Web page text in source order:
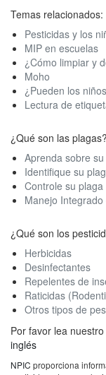
Temas relacionados:
Pesticidas y los
MIP en escuelas
¿Cómo limpiar y
Moho
¿Pueden los
Lectura de
¿Qué son las plagas?
Aprenda sobre
Identifique su
Controle su plaga
Manejo
¿Qué son los
Herbicidas
Desinfectantes
Repelentes de
Raticidas
Otros tipos de
Por favor lea nuestro
inglés
NPIC proporciona